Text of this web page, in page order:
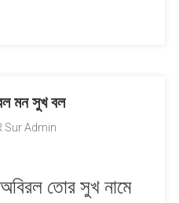
মন সুখ বল
Sur Admin
তোর সুখ নামে